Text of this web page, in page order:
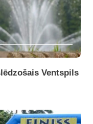
Ventspils